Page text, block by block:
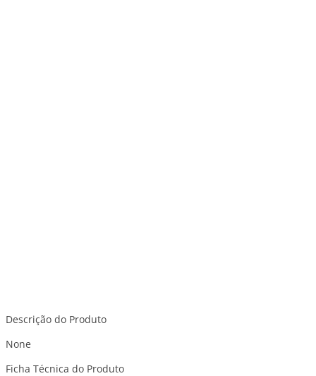
Descrição do Produto
None
Ficha Técnica do Produto